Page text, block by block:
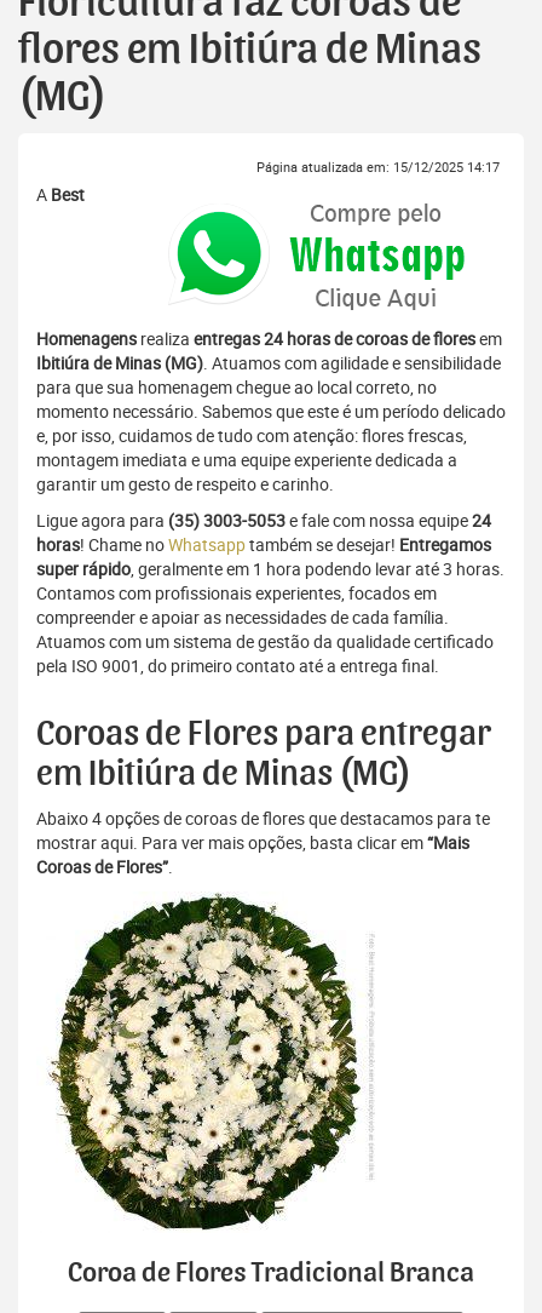
flores em Ibitiúra de Minas
(MG)
Página atualizada em: 15/12/2025 14:17
A Best
Homenagens realiza entregas 24 horas de coroas de floresem
Ibitiúra de Minas (MG). Atuamos com agilidade e sensibilidade
para que sua homenagem chegue ao local correto, no
momento necessário. Sabemos que este é um período delicado
e, por isso, cuidamos de tudo com atenção: flores frescas,
montagem imediata e uma equipe experiente dedicada a
garantir um gesto de respeito e carinho.
Ligue agora para (35) 3003-5053e fale com nossa equipe24
horas! Chame noWhatsapptambém se desejar! Entregamos
super rápido, geralmente em 1 hora podendo levar até 3 horas.
Contamos com profissionais experientes, focados em
compreender e apoiar as necessidades de cada família.
Atuamos com um sistema de gestão da qualidade certificado
pela ISO 9001, do primeiro contato até a entrega final.
Coroas de Flores para entregar
em Ibitiúra de Minas (MG)
Abaixo 4 opções de coroas de flores que destacamos para te
mostrar aqui. Para ver mais opções, basta clicar em“Mais
Coroas de Flores”.
Coroa de Flores Tradicional Branca